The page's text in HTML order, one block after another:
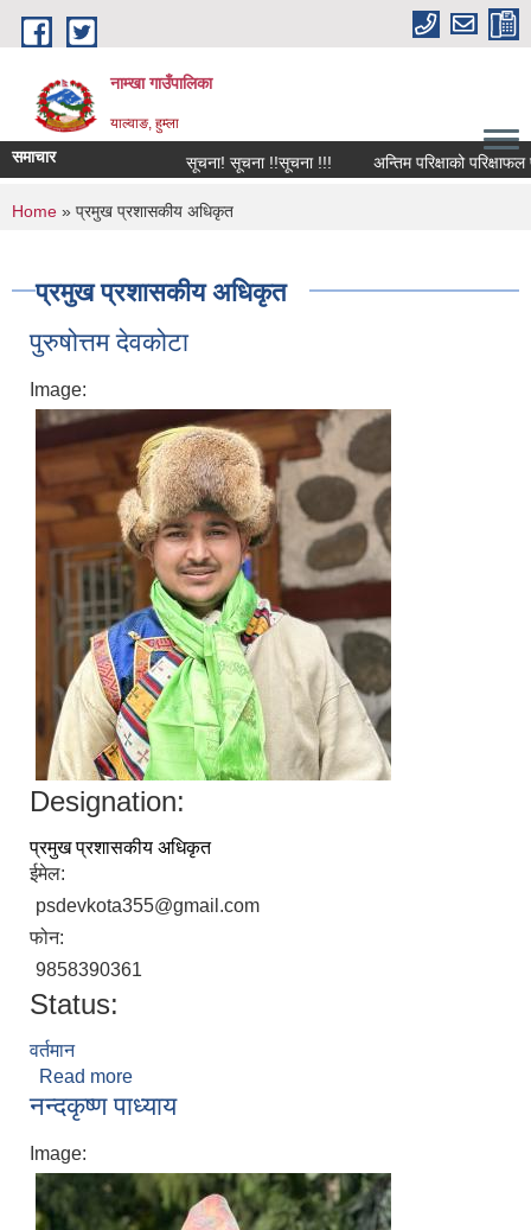
Skip to main content
नाम्खा गाउँपालिका
याल्वाङ, हुम्ला
समाचार सूचना! सूचना !!सूचना !!! अन्तिम परिक्षाको परिक्षाफल
You are here
Home » प्रमुख प्रशासकीय अधिकृत
प्रमुख प्रशासकीय अधिकृत
पुरुषोत्तम देवकोटा
Image:
Designation:
प्रमुख प्रशासकीय अधिकृत
ईमेल:
psdevkota355@gmail.com
फोन:
9858390361
Status:
वर्तमान
Read more
नन्दकृष्ण पाध्याय
Image: